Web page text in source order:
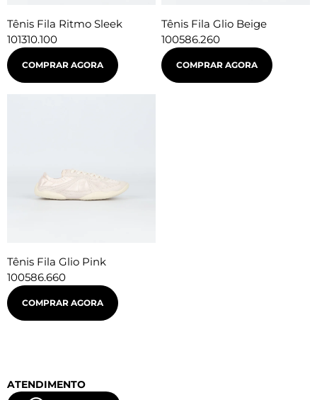
Tênis Fila Ritmo Sleek
101310.100
COMPRAR AGORA
Tênis Fila Glio Beige
100586.260
COMPRAR AGORA
Tênis Fila Glio Pink
100586.660
COMPRAR AGORA
ATENDIMENTO